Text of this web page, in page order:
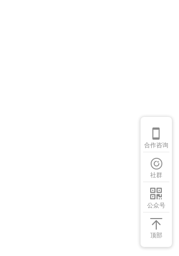
合作咨询
社群
公众号
顶部